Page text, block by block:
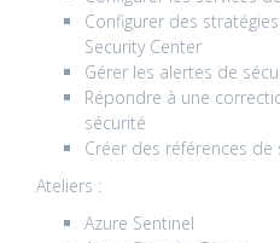
Configurer des
Security Center
Gérer les alertes de
Répondre à une
sécurité
Créer des références de
Ateliers :
Azure Sentinel